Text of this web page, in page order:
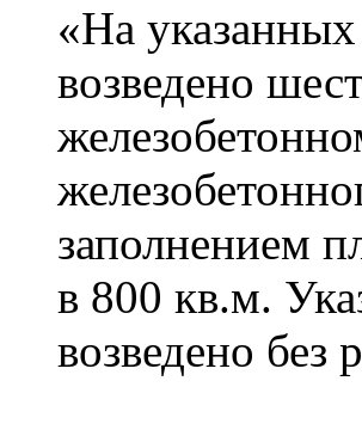
«На
возведено
заполнением
в 800 кв.м.
возведено без